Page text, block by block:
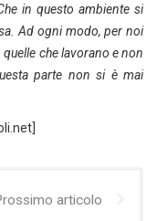
in questo ambiente si
Ad ogni modo, per noi
che lavorano e non
parte non si è mai
articolo